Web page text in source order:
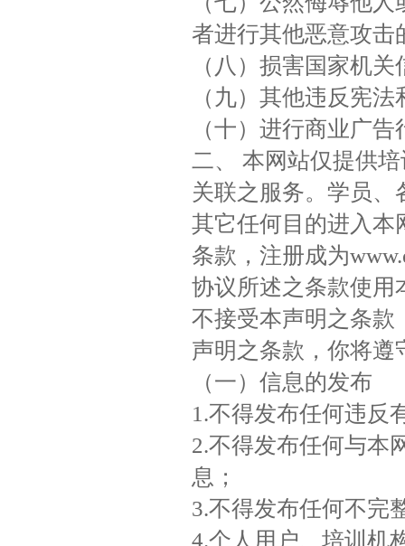
者进行其他恶意攻击
（八）损害国家机
（九）其他违反宪
（十）进行商业广
二、 本网站仅提供
关联之服务。学员
其它任何目的进入本
条款，注册成为
协议所述之条款使用
不接受本声明之条款
声明之条款，你将遵
（一）信息的发布
1.不得发布任何违反
2.不得发布任何与本
息；
3.不得发布任何不完
4.个人用户、培训机